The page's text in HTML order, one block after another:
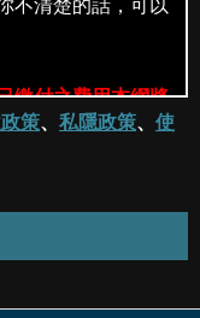
策、 私隱政策、 使